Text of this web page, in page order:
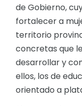
de Gobierno,
fortalecer a
territorio
concretas que
desarrollar y
ellos, los de
orientado a